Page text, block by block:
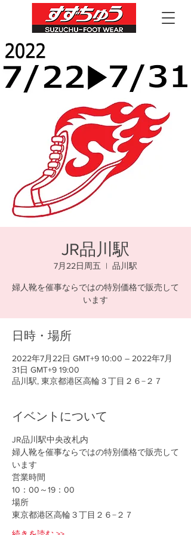
JR品川駅
7月22日周五
  |
品川駅
婦人靴を催事ならではの特別価格で販売して
います
日時・場所
2022年7月22日 GMT+9 10:00 – 2022年7月
31日 GMT+9 19:00
品川駅, 東京都港区高輪３丁目２６−２７
イベントについて
JR品川駅中央改札内
婦人靴を催事ならではの特別価格で販売して
います
営業時間
10：00～19：00
場所
東京都港区高輪３丁目２６−２７